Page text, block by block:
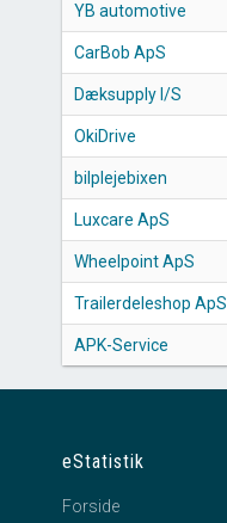
YB automotive
CarBob ApS
Dæksupply I/S
OkiDrive
bilplejebixen
Luxcare ApS
Wheelpoint ApS
Trailerdeleshop ApS
APK-Service
eStatistik
Forside